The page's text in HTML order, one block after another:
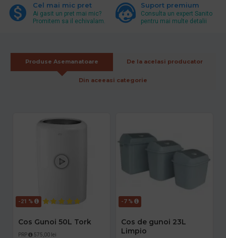
Cel mai mic pret
Ai gasit un pret mai mic?
Promitem sa il echivalam.
Suport premium
Consulta un expert Sanito
pentru mai multe detalii
Produse Asemanatoare De la acelasi producator
Din aceeasi categorie
-21 %
Cos Gunoi 50L Tork
PRP 575,00 lei
-7 %
Cos de gunoi 23L
Limpio